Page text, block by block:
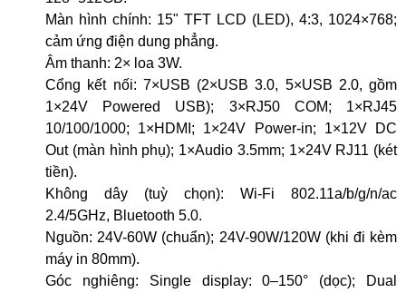
Màn hình chính: 15" TFT LCD (LED), 4:3, 1024×768;
cảm ứng điện dung phẳng.
Âm thanh: 2× loa 3W.
Cổng kết nối: 7×USB (2×USB 3.0, 5×USB 2.0, gồm
1×24V Powered USB); 3×RJ50 COM; 1×RJ45
10/100/1000; 1×HDMI; 1×24V Power-in; 1×12V DC
Out (màn hình phụ); 1×Audio 3.5mm; 1×24V RJ11 (két
tiền).
Không dây (tuỳ chọn): Wi-Fi 802.11a/b/g/n/ac
2.4/5GHz, Bluetooth 5.0.
Nguồn: 24V-60W (chuẩn); 24V-90W/120W (khi đi kèm
máy in 80mm).
Góc nghiêng: Single display: 0–150° (dọc); Dual